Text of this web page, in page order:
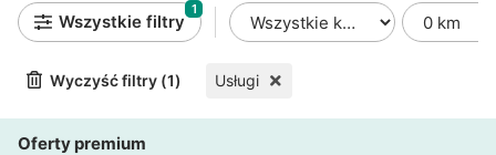
Wszystkie filtry
1
Wyczyść filtry (1) Usługi
Oferty premium